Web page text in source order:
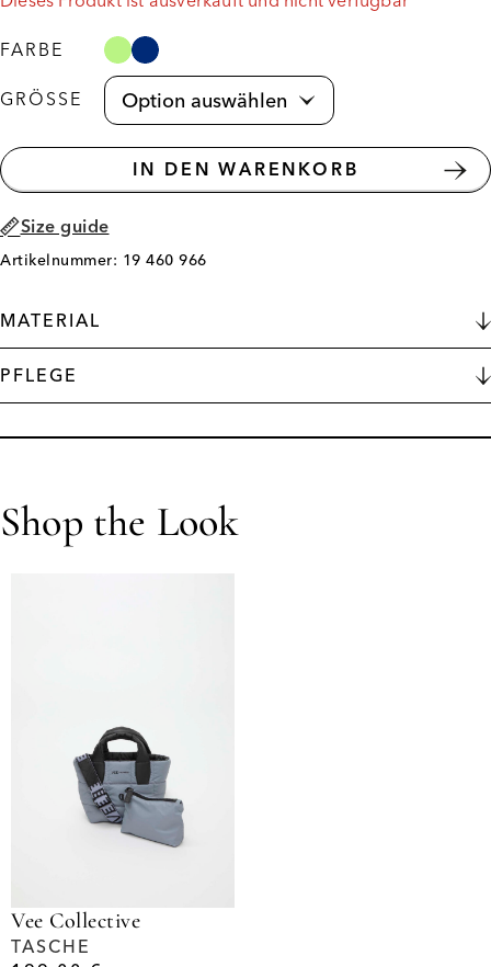
FARBE
GRÖSSE
IN DEN WARENKORB
Size guide
Artikelnummer: 19 460 966
MATERIAL
PFLEGE
Shop the Look
Vee Collective
TASCHE